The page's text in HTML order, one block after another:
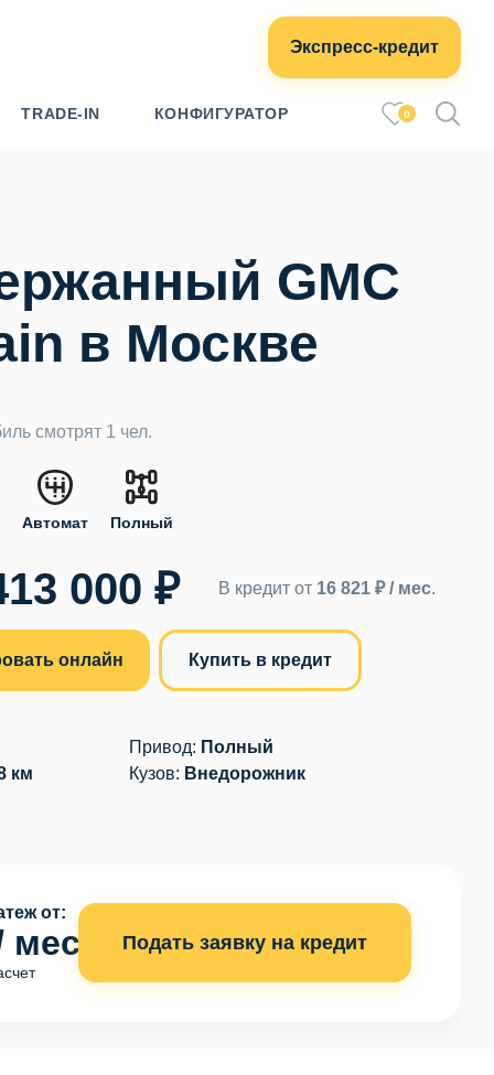
Экспресс-кредит
TRADE-IN КОНФИГУРАТОР 0
GMC
в Москве
смотрят 1 чел.
Автомат Полный
000 ₽ В кредит от 16 821 ₽ / мес.
онлайн Купить в кредит
км
Привод: Полный
Кузов: Внедорожник
от:
мес Подать заявку на кредит